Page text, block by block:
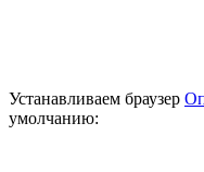
Устанавливаем браузер
умолчанию: